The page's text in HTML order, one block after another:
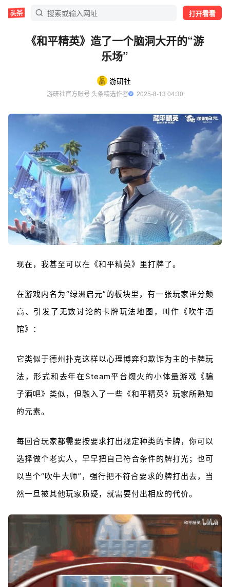
打开看看
《和平精英》造了一个脑洞大开的“游
乐场”
游研社
游研社官方账号 头条精选作者
  2025-8-13 04:30
现在，我甚至可以在《和平精英》里打牌了。
在游戏内名为“绿洲启元”的板块里，有一张玩家评分颇
高、引发了无数讨论的卡牌玩法地图，叫作《吹牛酒
馆》：
它类似于德州扑克这样以心理博弈和欺诈为主的卡牌玩
法，形式和去年在Steam平台爆火的小体量游戏《骗
子酒吧》类似，但融入了一些《和平精英》玩家所熟知
的元素。
每回合玩家都需要按要求打出规定种类的卡牌，你可以
选择做个老实人，早早把自己符合条件的牌打光；也可
以当个“吹牛大师”，强行把不符合要求的牌打出去，当
然一旦被其他玩家质疑，就需要付出相应的代价。